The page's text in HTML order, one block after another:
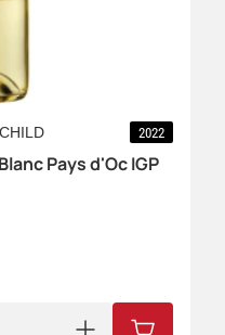
2022
Pays d'Oc IGP